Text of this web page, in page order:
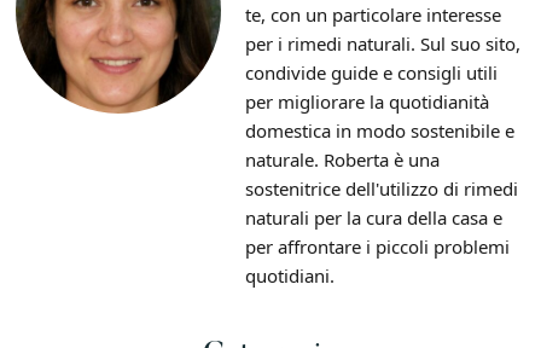
te, con un particolare interesse
per i rimedi naturali. Sul suo sito,
condivide guide e consigli utili
per migliorare la quotidianità
domestica in modo sostenibile e
naturale. Roberta è una
sostenitrice dell'utilizzo di rimedi
naturali per la cura della casa e
per affrontare i piccoli problemi
quotidiani.